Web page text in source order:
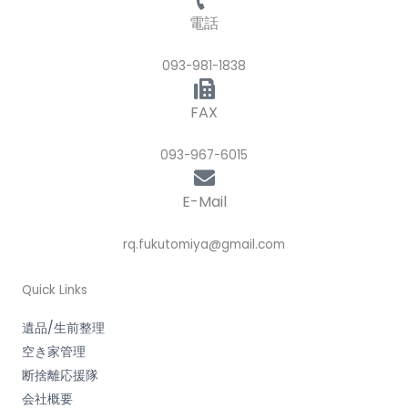
電話
093-981-1838
FAX
093-967-6015
E-Mail
rq.fukutomiya@gmail.com
Quick Links
遺品/生前整理
空き家管理
断捨離応援隊
会社概要